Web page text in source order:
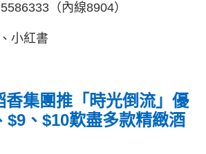
（內線8904）
小紅書
香集團推「時光倒流」優
$9、$10歎盡多款精緻酒